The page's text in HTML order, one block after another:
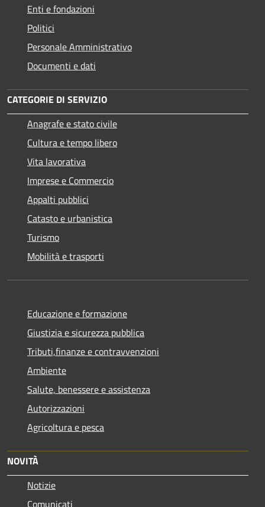
Enti e fondazioni
Politici
Personale Amministrativo
Documenti e dati
CATEGORIE DI SERVIZIO
Anagrafe e stato civile
Cultura e tempo libero
Vita lavorativa
Imprese e Commercio
Appalti pubblici
Catasto e urbanistica
Turismo
Mobilità e trasporti
Educazione e formazione
Giustizia e sicurezza pubblica
Tributi,finanze e contravvenzioni
Ambiente
Salute, benessere e assistenza
Autorizzazioni
Agricoltura e pesca
NOVITÀ
Notizie
Comunicati